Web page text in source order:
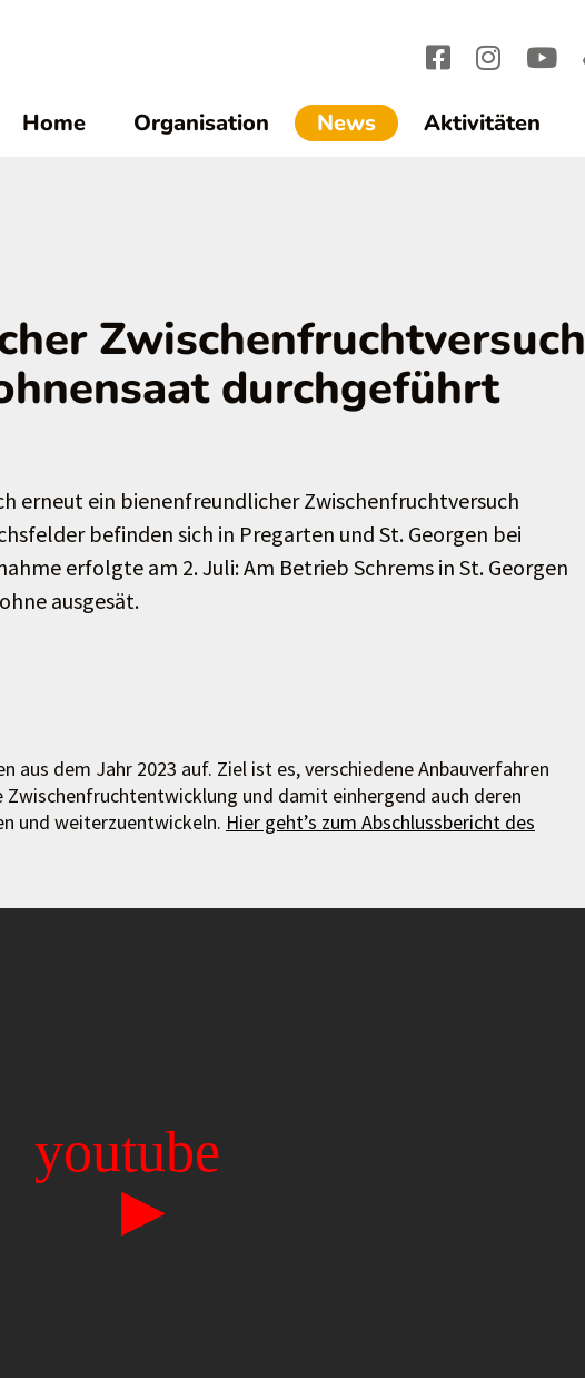
Home Organisation News(current)1
Aktivitäten
Zwischenfruchtversuch
durchgeführt
erneut ein bienenfreundlicher Zwischenfruchtversuch
befinden sich in Pregarten und St. Georgen bei
erfolgte am 2. Juli: Am Betrieb Schrems in St. Georgen
ausgesät.
aus dem Jahr 2023 auf. Ziel ist es, verschiedene Anbauverfahren
und damit einhergend auch deren
und weiterzuentwickeln. Hier geht’s zum Abschlussbericht des